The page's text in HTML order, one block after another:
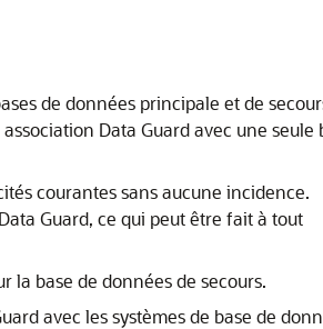
de données principale et de
Data Guard avec une seule
courantes sans aucune incidence.
Guard, ce qui peut être fait à tout
la base de données de secours.
avec les systèmes de base de